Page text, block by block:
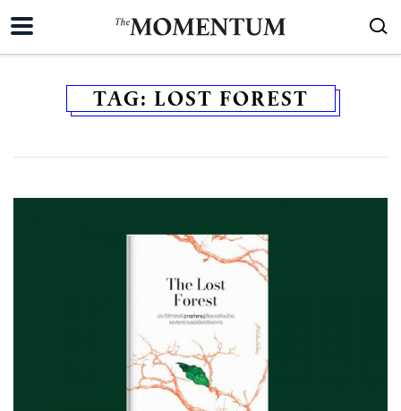
TAG: LOST FOREST